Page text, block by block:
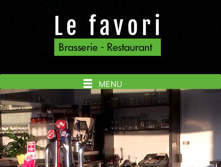
MENU